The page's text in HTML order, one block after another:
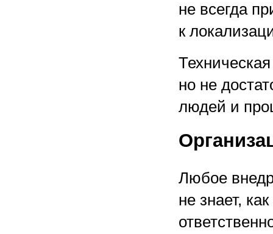
не всегда
к
но не
людей и
Любое
не знает,